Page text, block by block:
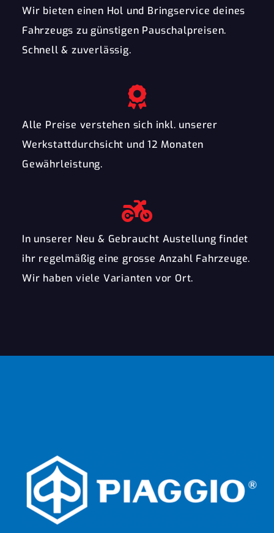
Wir bieten einen Hol und Bringservice deines
Fahrzeugs zu günstigen Pauschalpreisen.
Schnell & zuverlässig.
Alle Preise verstehen sich inkl. unserer
Werkstattdurchsicht und 12 Monaten
Gewährleistung.
In unserer Neu & Gebraucht Austellung findet
ihr regelmäßig eine grosse Anzahl Fahrzeuge.
Wir haben viele Varianten vor Ort.